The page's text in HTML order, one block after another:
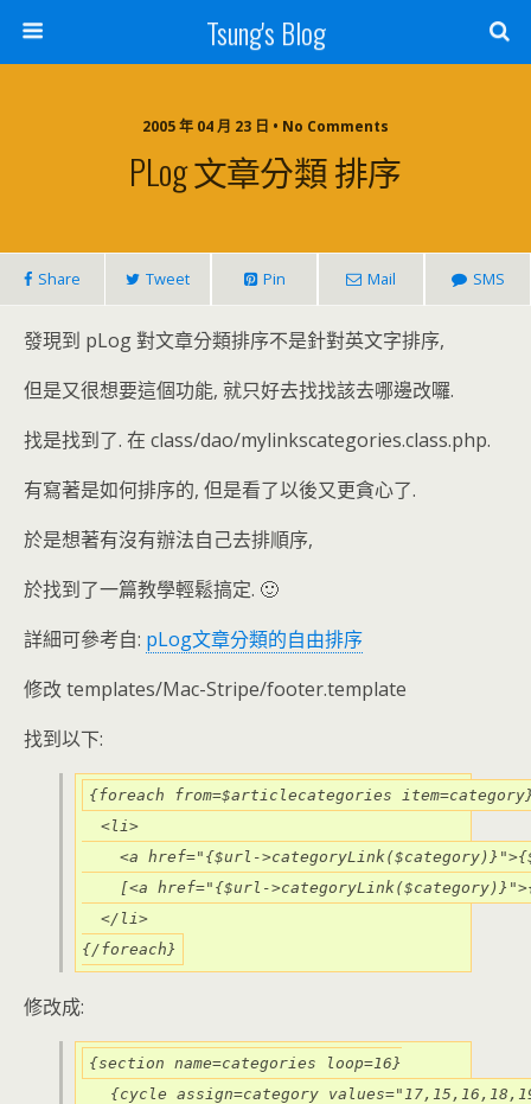
Tsung's Blog
2005 年 04 月 23 日 • No Comments
PLog 文章分類 排序
Share Tweet Pin Mail SMS
發現到 pLog 對文章分類排序不是針對英文字排序,
但是又很想要這個功能, 就只好去找找該去哪邊改囉.
找是找到了. 在 class/dao/mylinkscategories.class.php.
有寫著是如何排序的, 但是看了以後又更貪心了.
於是想著有沒有辦法自己去排順序,
於找到了一篇教學輕鬆搞定. 🙂
詳細可參考自: pLog文章分類的自由排序
修改 templates/Mac-Stripe/footer.template
找到以下:
{foreach from=$articlecategories
  <li>
<a href="{$url-
[<a href="{$url-
  </li>
{/foreach}
修改成:
{section name=categories loop=16}
{cycle assign=category